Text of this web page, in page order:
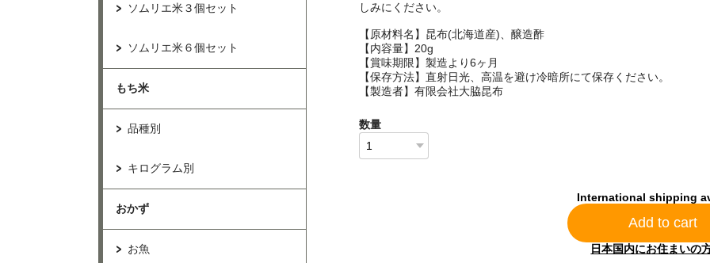
ソムリエ米３個セット
ソムリエ米６個セット
もち米
品種別
キログラム別
おかず
お魚
しみにください。
【原材料名】昆布(北海道産)、醸造酢
【内容量】20g
【賞味期限】製造より6ヶ月
【保存方法】直射日光、高温を避け冷暗所にて保存ください。
【製造者】有限会社大脇昆布
数量
International shipping
Add to cart
日本国内にお住まいの